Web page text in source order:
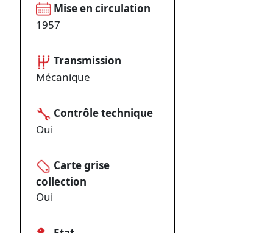
Mise en circulation
1957
Transmission
Mécanique
Contrôle technique
Oui
Carte grise
collection
Oui